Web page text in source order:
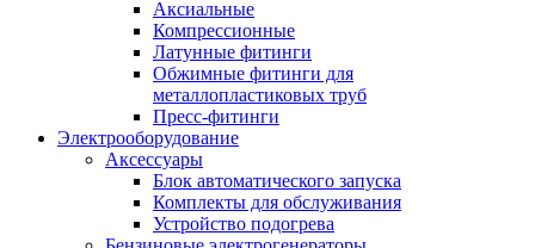
Аксиальные
Компрессионные
Латунные фитинги
Обжимные фитинги для
металлопластиковых труб
Пресс-фитинги
Электрооборудование
Аксессуары
Блок автоматического запуска
Комплекты для обслуживания
Устройство подогрева